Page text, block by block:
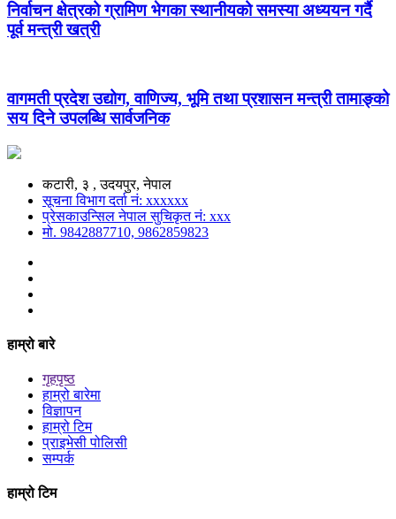
निर्वाचन क्षेत्रको ग्रामिण भेगका स्थानीयको समस्या अध्ययन गर्दै
पूर्व मन्त्री खत्री
वागमती प्रदेश उद्योग, वाणिज्य, भूमि तथा प्रशासन मन्त्री तामाङ्को
सय दिने उपलब्धि सार्वजनिक
कटारी, ३ , उदयपुर, नेपाल
सूचना विभाग दर्ता नं: xxxxxx
प्रेसकाउन्सिल नेपाल सुचिकृत नं: xxx
मो. 9842887710, 9862859823
हाम्रो बारे
गृहपृष्ठ
हाम्रो बारेमा
विज्ञापन
हाम्रो टिम
प्राइभेसी पोलिसी
सम्पर्क
हाम्रो टिम